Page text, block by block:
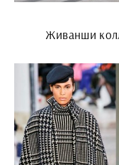
Живанши